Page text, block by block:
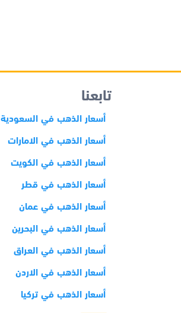
تابعنا
أسعار الذهب في السعودية
أسعار الذهب في الامارات
أسعار الذهب في الكويت
أسعار الذهب في قطر
أسعار الذهب في عمان
أسعار الذهب في البحرين
أسعار الذهب في العراق
أسعار الذهب في الاردن
أسعار الذهب في تركيا